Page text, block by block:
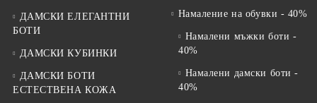
ДАМСКИ ЕЛЕГАНТНИ
БОТИ
ДАМСКИ КУБИНКИ
ДАМСКИ БОТИ
ЕСТЕСТВЕНА КОЖА
Намаление на обувки - 40%
Намалени мъжки боти -
40%
Намалени дамски боти -
40%